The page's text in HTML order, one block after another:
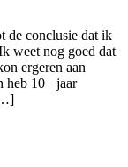
de conclusie dat ik
weet nog goed dat
ergeren aan
heb 10+ jaar